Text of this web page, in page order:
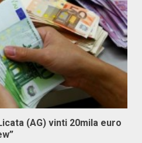
(AG) vinti 20mila euro